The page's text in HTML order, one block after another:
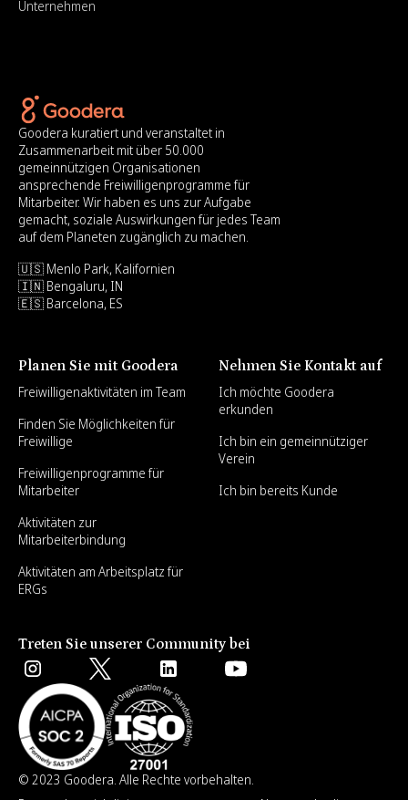
Unternehmen
Goodera kuratiert und veranstaltet in
Zusammenarbeit mit über 50.000
gemeinnützigen Organisationen
ansprechende Freiwilligenprogramme für
Mitarbeiter. Wir haben es uns zur Aufgabe
gemacht, soziale Auswirkungen für jedes Team
auf dem Planeten zugänglich zu machen.
🇺🇸 Menlo Park, Kalifornien
🇮🇳 Bengaluru, IN
🇪🇸 Barcelona, ES
Planen Sie mit Goodera
Freiwilligenaktivitäten im Team
Finden Sie Möglichkeiten für
Freiwillige
Freiwilligenprogramme für
Mitarbeiter
Aktivitäten zur
Mitarbeiterbindung
Aktivitäten am Arbeitsplatz für
ERGs
Nehmen Sie Kontakt auf
Ich möchte Goodera
erkunden
Ich bin ein gemeinnütziger
Verein
Ich bin bereits Kunde
Treten Sie unserer Community bei
© 2023 Goodera. Alle Rechte vorbehalten.